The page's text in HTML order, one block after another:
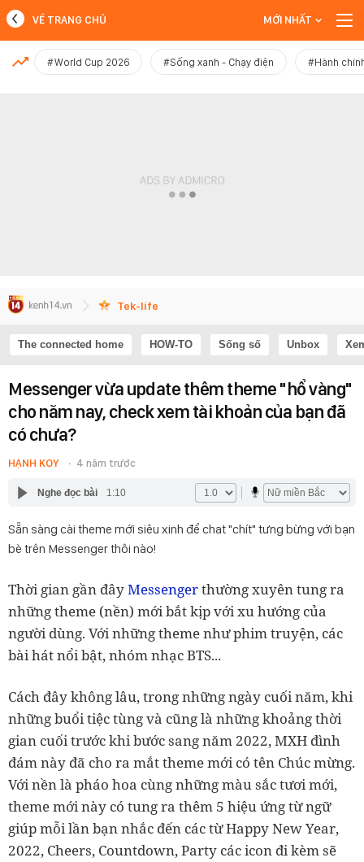
MỚI NHẤT
VỀ TRANG CHỦ MỚI NHẤT
#World Cup 2026 #Sống xanh - Chạy điện #Hành
Tek-life
The connected home HOW-TO Sống số Unbox
Messenger vừa update thêm theme "hổ vàng"
cho năm nay, check xem tài khoản của bạn đã
có chưa?
HẠNH KOY 4 năm trước
Nghe đọc bài 1:10
Sẵn sàng cài theme mới siêu xinh để chat "chít" tưng bừng với bạn
bè trên Messenger thôi nào!
Thời gian gần đâyMessengerthường xuyên tung ra
những theme (nền) mới bắt kịp với xu hướng của
người dùng. Với những theme như phim truyện, các
bài hát nổi bật, nhóm nhạc BTS...
Cách đây không lâu, trong những ngày cuối năm, khi
những buổi tiệc tùng và cũng là những khoảng thời
gian cuối trước khi bước sang năm 2022, MXH đình
đám này đã cho ra mắt theme mới có tên Chúc mừng.
Với nền là pháo hoa cùng những màu sắc tươi mới,
theme mới này có tung ra thêm 5 hiệu ứng từ ngữ
giúp mỗi lần bạn nhắc đến các từ Happy New Year,
2022, Cheers, Countdown, Party các icon đi kèm sẽ